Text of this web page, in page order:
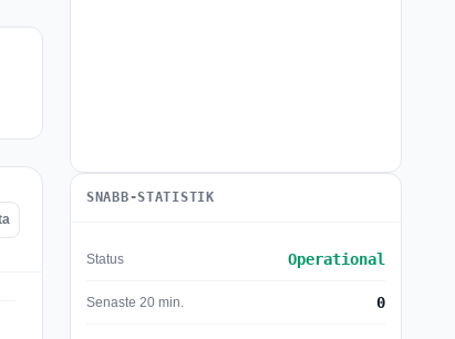
SNABB-STATISTIK
Status Operational
Senaste 20 min. 0